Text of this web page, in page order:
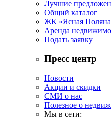
Лучшие
Общий каталог
ЖК «Ясная
Аренда
Подать заявку
Пресс центр
Новости
Акции и скидки
СМИ о нас
Полезное о
Мы в сети: